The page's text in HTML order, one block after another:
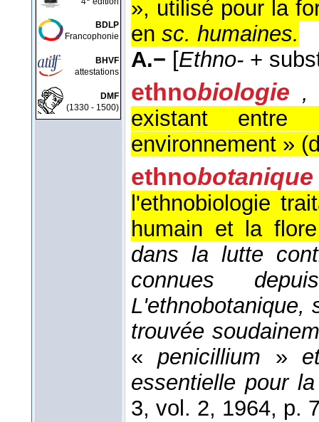
BDLP
Francophonie
BHVF
attestations
DMF
(1330 - 1500)
», utilisé pour la
en sc. humaines.
A.− [Ethno- +
ethnobiologie ,
existant
environnement » (
ethnobotanique
l'ethnobiologie
humain et la
dans la lutte
connues
L'ethnobotanique,
trouvée
«penicillium »
essentielle pour
3, vol. 2, 1964, p.